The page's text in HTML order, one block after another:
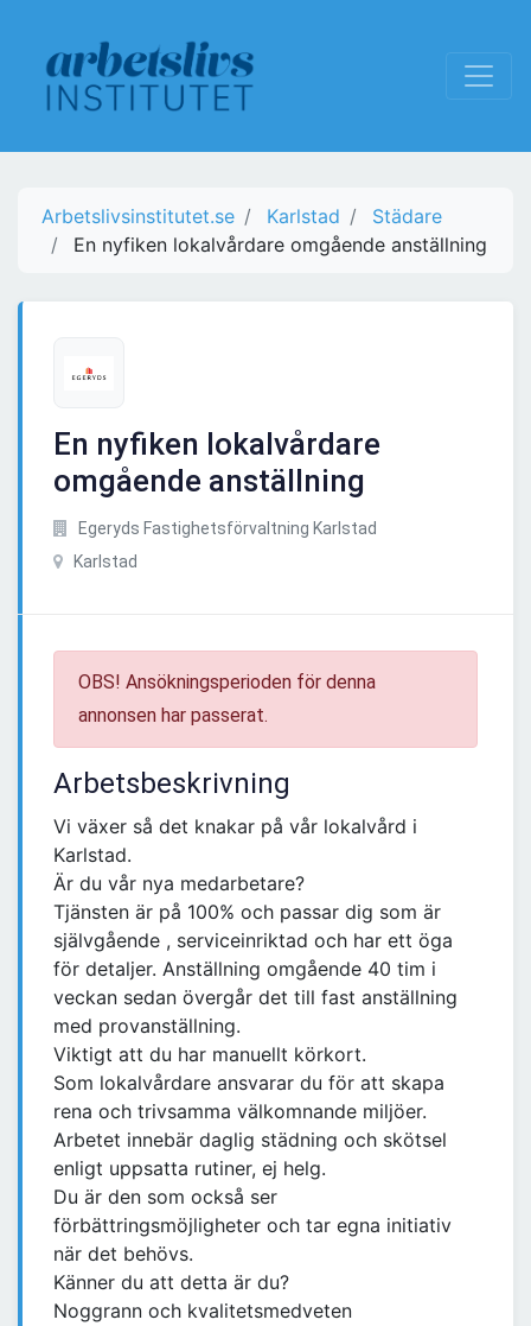
Arbetslivsinstitutet.se Karlstad
Städare
En nyfiken lokalvårdare omgående anställning
En nyfiken lokalvårdare
omgående anställning
Egeryds Fastighetsförvaltning Karlstad
Karlstad
OBS! Ansökningsperioden för denna
annonsen har passerat.
Arbetsbeskrivning
Vi växer så det knakar på vår lokalvård i
Karlstad.
Är du vår nya medarbetare?
Tjänsten är på 100% och passar dig som är
självgående , serviceinriktad och har ett öga
för detaljer. Anställning omgående 40 tim i
veckan sedan övergår det till fast anställning
med provanställning.
Viktigt att du har manuellt körkort.
Som lokalvårdare ansvarar du för att skapa
rena och trivsamma välkomnande miljöer.
Arbetet innebär daglig städning och skötsel
enligt uppsatta rutiner, ej helg.
Du är den som också ser
förbättringsmöjligheter och tar egna initiativ
när det behövs.
Känner du att detta är du?
Noggrann och kvalitetsmedveten